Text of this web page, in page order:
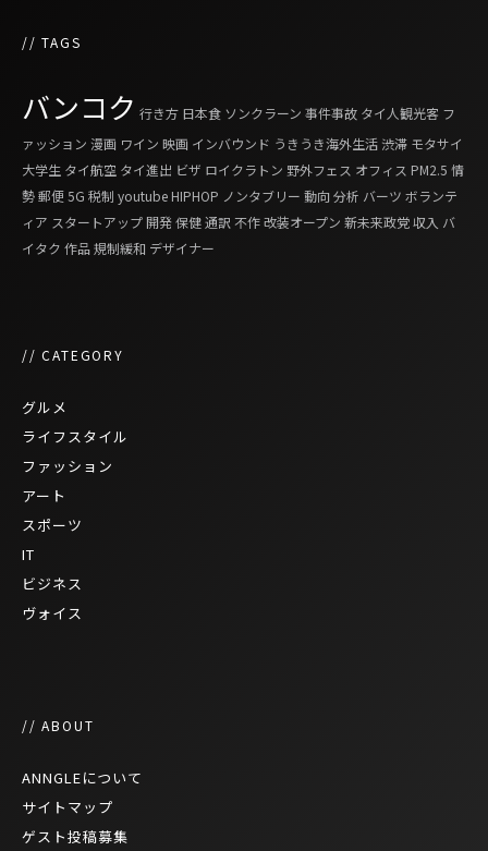
// TAGS
バンコク 行き方 日本食 ソンクラーン 事件事故 タイ人観光客 フ
ァッション 漫画 ワイン 映画 インバウンド うきうき海外生活 渋滞 モタサイ
大学生 タイ航空 タイ進出 ビザ ロイクラトン 野外フェス オフィス PM2.5 情
勢郵便5G 税制 youtubeHIPHOP ノンタブリー 動向分析 バーツ ボランテ
ィア スタートアップ開発保健通訳 不作改装オープン 新未来政党収入 バ
イタク 作品規制緩和 デザイナー
// CATEGORY
グルメ
ライフスタイル
ファッション
アート
スポーツ
IT
ビジネス
ヴォイス
// ABOUT
ANNGLEについて
サイトマップ
ゲスト投稿募集